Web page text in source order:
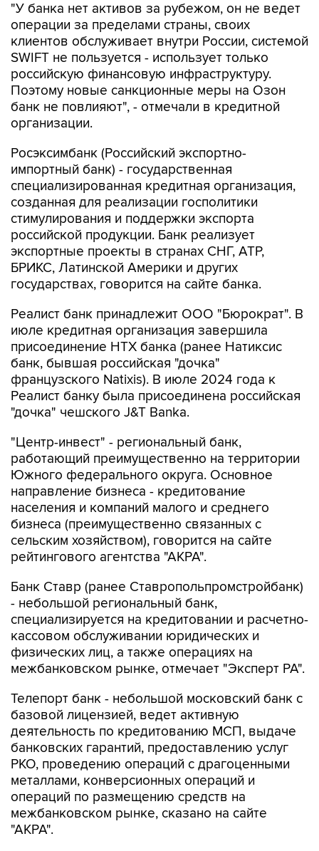
"У банка нет активов за рубежом, он не ведет
операции за пределами страны, своих
клиентов обслуживает внутри России, системой
SWIFT не пользуется - использует только
российскую финансовую инфраструктуру.
Поэтому новые санкционные меры на Озон
банк не повлияют", - отмечали в кредитной
организации.
Росэксимбанк (Российский экспортно-
импортный банк) - государственная
специализированная кредитная организация,
созданная для реализации госполитики
стимулирования и поддержки экспорта
российской продукции. Банк реализует
экспортные проекты в странах СНГ, АТР,
БРИКС, Латинской Америки и других
государствах, говорится на сайте банка.
Реалист банк принадлежит ООО "Бюрократ". В
июле кредитная организация завершила
присоединение НТХ банка (ранее Натиксис
банк, бывшая российская "дочка"
французского Natixis). В июле 2024 года к
Реалист банку была присоединена российская
"дочка" чешского J&T Banka.
"Центр-инвест" - региональный банк,
работающий преимущественно на территории
Южного федерального округа. Основное
направление бизнеса - кредитование
населения и компаний малого и среднего
бизнеса (преимущественно связанных с
сельским хозяйством), говорится на сайте
рейтингового агентства "АКРА".
Банк Ставр (ранее Ставропольпромстройбанк)
- небольшой региональный банк,
специализируется на кредитовании и расчетно-
кассовом обслуживании юридических и
физических лиц, а также операциях на
межбанковском рынке, отмечает "Эксперт РА".
Телепорт банк - небольшой московский банк с
базовой лицензией, ведет активную
деятельность по кредитованию МСП, выдаче
банковских гарантий, предоставлению услуг
РКО, проведению операций с драгоценными
металлами, конверсионных операций и
операций по размещению средств на
межбанковском рынке, сказано на сайте
"АКРА".